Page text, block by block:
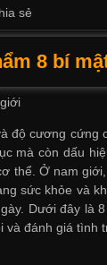
sẻ
8 bí
độ cương cứng
mà còn dấu
thể. Ở nam
sức khỏe và
Dưới đây là
và đánh giá tình